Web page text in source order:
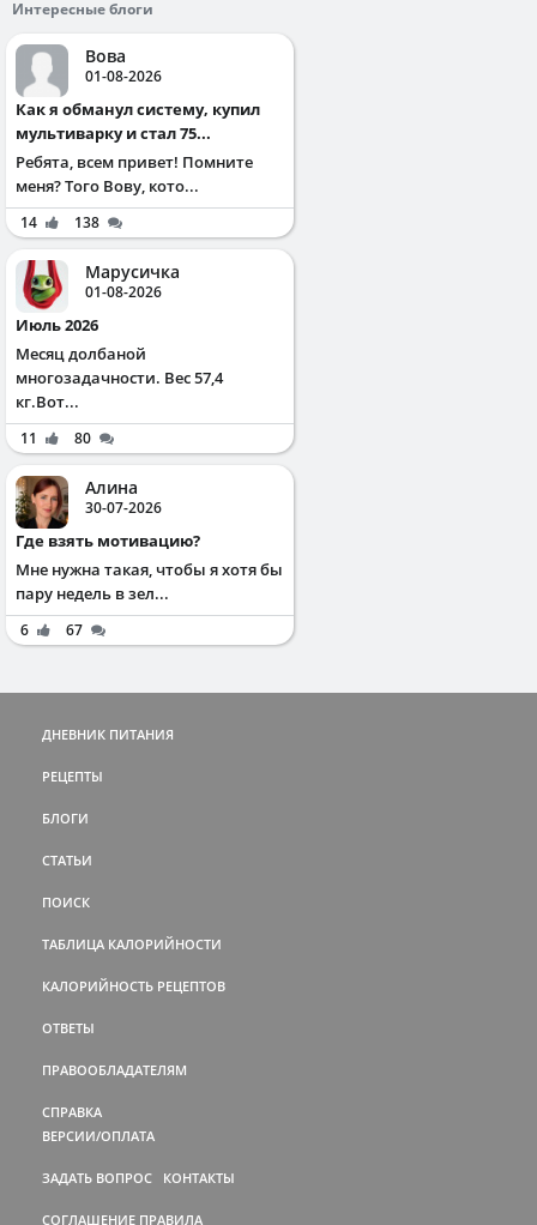
Интересные блоги
Вова
01-08-2026
Как я обманул систему, купил
мультиварку и стал 75...
Ребята, всем привет! Помните
меня? Того Вову, кото...
14 138
Марусичка
01-08-2026
Июль 2026
Месяц долбаной
многозадачности. Вес 57,4
кг.Вот...
11 80
Алина
30-07-2026
Где взять мотивацию?
Мне нужна такая, чтобы я хотя бы
пару недель в зел...
6 67
ДНЕВНИК ПИТАНИЯ
РЕЦЕПТЫ
БЛОГИ
СТАТЬИ
ПОИСК
ТАБЛИЦА КАЛОРИЙНОСТИ
КАЛОРИЙНОСТЬ РЕЦЕПТОВ
ОТВЕТЫ
ПРАВООБЛАДАТЕЛЯМ
СПРАВКА
ВЕРСИИ/ОПЛАТА
ЗАДАТЬ ВОПРОС КОНТАКТЫ
СОГЛАШЕНИЕ ПРАВИЛА